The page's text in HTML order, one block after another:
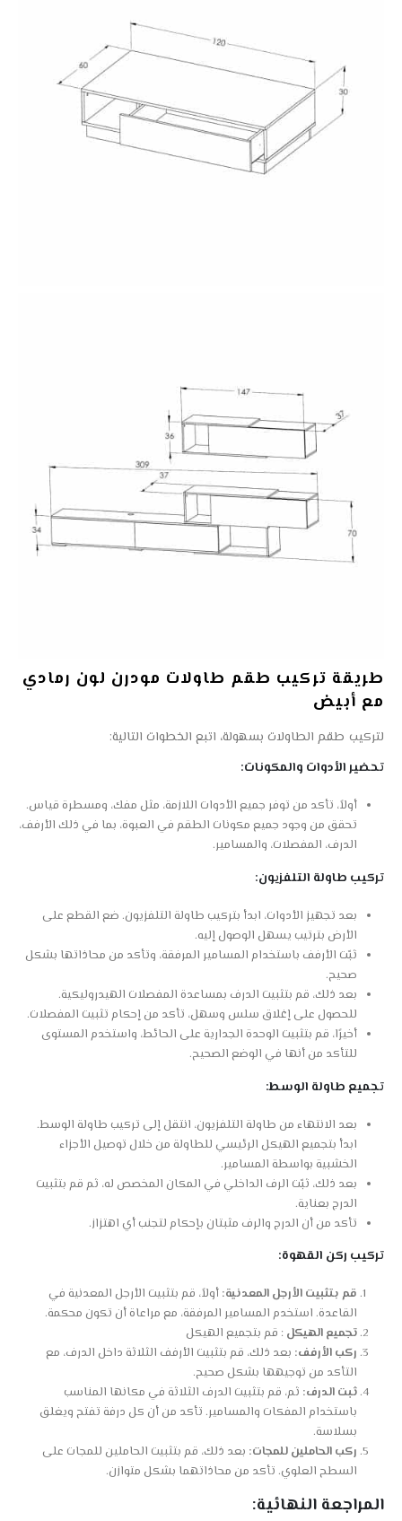
طريقة تركيب طقم طاولات مودرن لون رمادي
مع أبيض
لتركيب طقم الطاولات بسهولة، اتبع الخطوات التالية:
تحضير الأدوات والمكونات:
أولاً، تأكد من توفر جميع الأدوات اللازمة، مثل مفك، ومسطرة قياس.
تحقق من وجود جميع مكونات الطقم في العبوة، بما في ذلك الأرفف،
الدرف، المفصلات، والمسامير.
تركيب طاولة التلفزيون:
بعد تجهيز الأدوات، ابدأ بتركيب طاولة التلفزيون. ضع القطع على
الأرض بترتيب يسهل الوصول إليه.
ثبّت الأرفف باستخدام المسامير المرفقة، وتأكد من محاذاتها بشكل
صحيح.
بعد ذلك، قم بتثبيت الدرف بمساعدة المفصلات الهيدروليكية.
للحصول على إغلاق سلس وسهل، تأكد من إحكام تثبيت المفصلات.
أخيرًا، قم بتثبيت الوحدة الجدارية على الحائط، واستخدم المستوى
للتأكد من أنها في الوضع الصحيح.
تجميع طاولة الوسط:
بعد الانتهاء من طاولة التلفزيون، انتقل إلى تركيب طاولة الوسط.
ابدأ بتجميع الهيكل الرئيسي للطاولة من خلال توصيل الأجزاء
الخشبية بواسطة المسامير.
بعد ذلك، ثبّت الرف الداخلي في المكان المخصص له، ثم قم بتثبيت
الدرج بعناية.
تأكد من أن الدرج والرف مثبتان بإحكام لتجنب أي اهتزاز.
تركيب ركن القهوة:
قم بتثبيت الأرجل المعدنية: أولاً، قم بتثبيت الأرجل المعدنية في
القاعدة. استخدم المسامير المرفقة، مع مراعاة أن تكون محكمة.
تجميع الهيكل : قم بتجميع الهيكل
ركب الأرفف: بعد ذلك، قم بتثبيت الأرفف الثلاثة داخل الدرف، مع
التأكد من توجيهها بشكل صحيح.
ثبت الدرف: ثم، قم بتثبيت الدرف الثلاثة في مكانها المناسب
باستخدام المفكات والمسامير. تأكد من أن كل درفة تفتح ويغلق
بسلاسة.
ركب الحاملين للمجات: بعد ذلك، قم بتثبيت الحاملين للمجات على
السطح العلوي. تأكد من محاذاتهما بشكل متوازن.
المراجعة النهائية: